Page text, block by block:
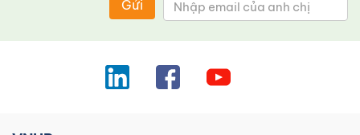
Gửi